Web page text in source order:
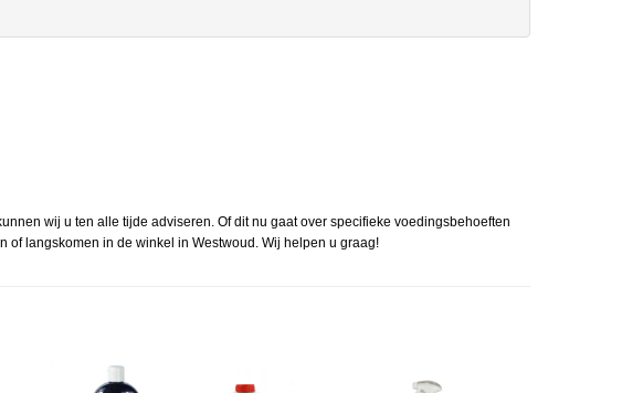
wij u ten alle tijde adviseren. Of dit nu gaat over specifieke voedingsbehoeften
of langskomen in de winkel in Westwoud. Wij helpen u graag!